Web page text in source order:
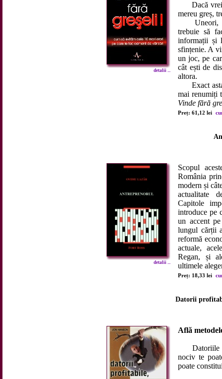
detalii ...
Dacă vrei
mereu greș,
Uneori,
trebuie să
informații și
sfințenie. A
un joc, pe
cât ești de
altora.
Exact asta
mai renumiți
Vinde fără
Preț: 61,12 lei
detalii ...
Scopul
România
modern și
actualitate
Capitole
introduce pe
un accent
lungul cărții
reformă
actuale,
Regan, și
ultimele
Preț: 18,33 lei
Datorii
Află
Datoriile
nociv te
poate